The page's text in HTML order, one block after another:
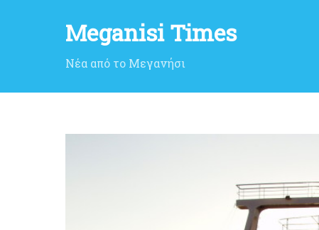
Meganisi Times
Νέα από το Μεγανήσι